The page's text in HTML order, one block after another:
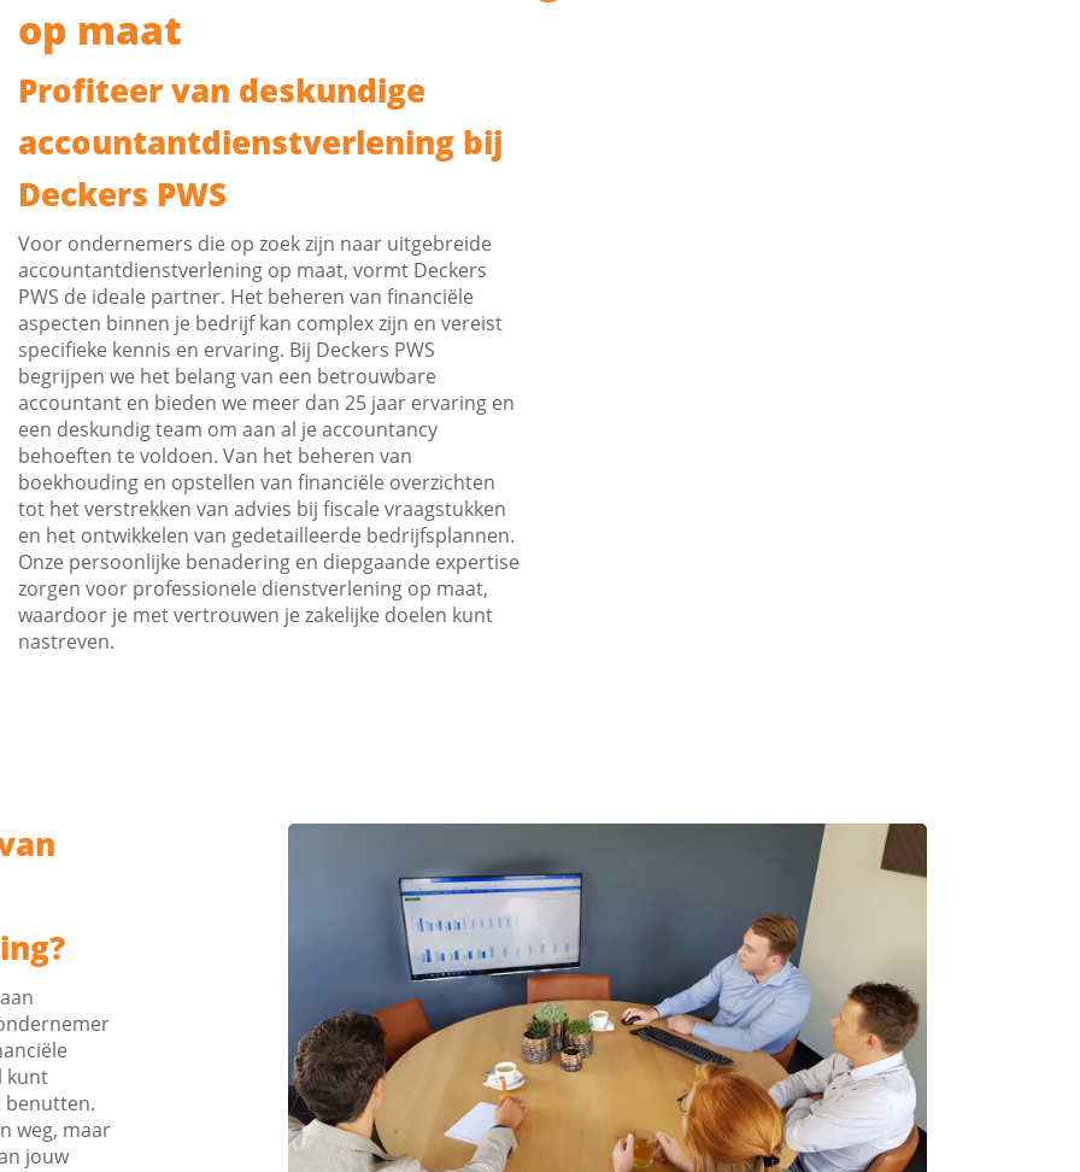
op maat
Profiteer van deskundige
accountantdienstverlening bij
Deckers PWS
Voor ondernemers die op zoek zijn naar uitgebreide
accountantdienstverlening op maat, vormt Deckers
PWS de ideale partner. Het beheren van financiële
aspecten binnen je bedrijf kan complex zijn en vereist
specifieke kennis en ervaring. Bij Deckers PWS
begrijpen we het belang van een betrouwbare
accountant en bieden we meer dan 25 jaar ervaring en
een deskundig team om aan al je accountancy
behoeften te voldoen. Van het beheren van
boekhouding en opstellen van financiële overzichten
tot het verstrekken van advies bij fiscale vraagstukken
en het ontwikkelen van gedetailleerde bedrijfsplannen.
Onze persoonlijke benadering en diepgaande expertise
zorgen voor professionele dienstverlening op maat,
waardoor je met vertrouwen je zakelijke doelen kunt
nastreven.
kunt
benutten.
weg, maar
jouw